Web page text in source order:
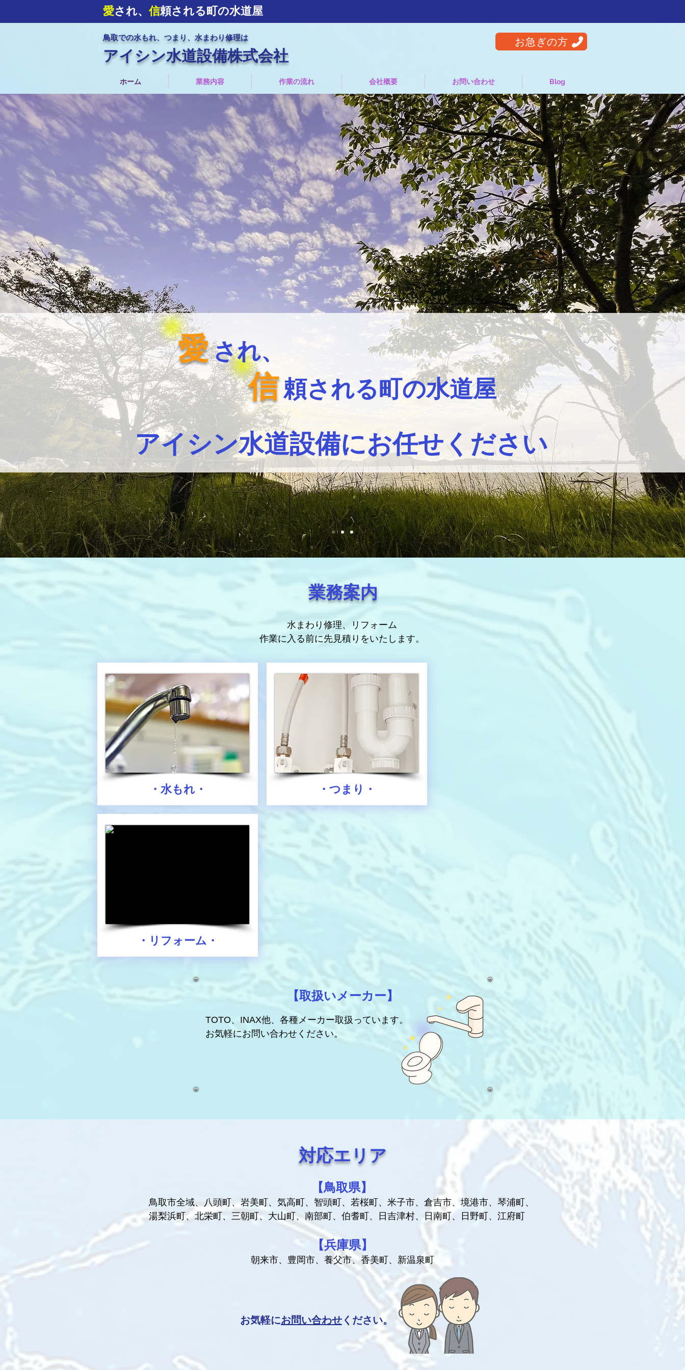
愛され、 信頼される町の水道屋
鳥取での水もれ、つまり、水まわり修理は
アイシン水道設備株式会社
お急ぎの方
ホーム 業務内容 作業の流れ 会社概要 お問い合わせ Blog
愛され、
​信頼される町の水道屋
アイシン水道設備にお任せください
業務案内
水まわり修理、リフォーム
​作業に入る前に先見積りをいたします。
・水もれ・ ・つまり・
・ リフォーム ・
【取扱いメーカー】
TOTO、INAX他、各種メーカー取扱っています。
​お気軽にお問い合わせください。
対応エリア
【鳥取県】
鳥取市全域、八頭町、岩美町、気高町、智頭町、若桜町、米子市、倉吉市、境港市、琴浦町、
湯梨浜町、北栄町、三朝町、大山町、南部町、伯耆町、日吉津村、日南町、日野町、江府町
【兵庫県】
朝来市、豊岡市、養父市、香美町、新温泉町
お気軽にお問い合わせ ください。